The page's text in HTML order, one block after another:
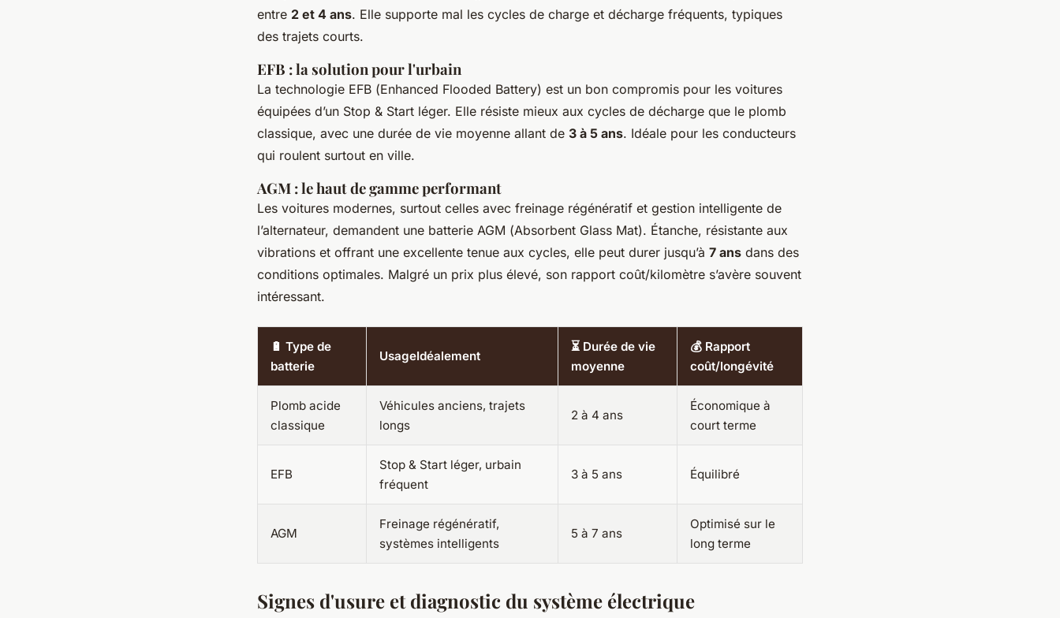
entre 2 et 4 ans. Elle supporte mal les cycles de charge et décharge fréquents, typiques
des trajets courts.
EFB : la solution pour l'urbain
La technologie EFB (Enhanced Flooded Battery) est un bon compromis pour les voitures
équipées d’un Stop & Start léger. Elle résiste mieux aux cycles de décharge que le plomb
classique, avec une durée de vie moyenne allant de 3 à 5 ans. Idéale pour les conducteurs
qui roulent surtout en ville.
AGM : le haut de gamme performant
Les voitures modernes, surtout celles avec freinage régénératif et gestion intelligente de
l’alternateur, demandent une batterie AGM (Absorbent Glass Mat). Étanche, résistante aux
vibrations et offrant une excellente tenue aux cycles, elle peut durer jusqu’à 7 ans dans des
conditions optimales. Malgré un prix plus élevé, son rapport coût/kilomètre s’avère souvent
intéressant.
🔋 Type de
batterie
UsageIdéalement
⏳ Durée de vie
moyenne
💰 Rapport
coût/longévité
Plomb acide
classique
Véhicules anciens, trajets
longs
2 à 4 ans
Économique à
court terme
EFB
Stop & Start léger, urbain
fréquent
3 à 5 ans Équilibré
AGM
Freinage régénératif,
systèmes intelligents
5 à 7 ans
Optimisé sur le
long terme
Signes d'usure et diagnostic du système électrique